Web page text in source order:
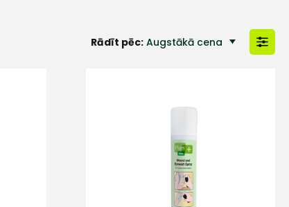
Rādīt pēc: Augstākā cena